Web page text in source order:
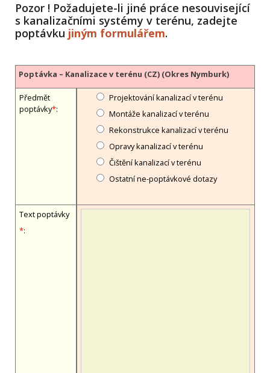
Pozor ! Požadujete-li jiné práce nesouvisející
s kanalizačními systémy v terénu, zadejte
poptávku jiným formulářem.
Poptávka – Kanalizace v terénu (CZ) (Okres Nymburk)
Předmět
poptávky*:
Projektování kanalizací v terénu
Montáže kanalizací v terénu
Rekonstrukce kanalizací v terénu
Opravy kanalizací v terénu
Čištění kanalizací v terénu
Ostatní ne-poptávkové dotazy
Text poptávky
*: